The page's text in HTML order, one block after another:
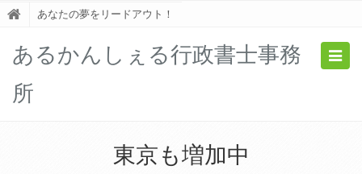
あなたの夢をリードアウト！
あるかんしぇる行政書士事務
所
東京も増加中